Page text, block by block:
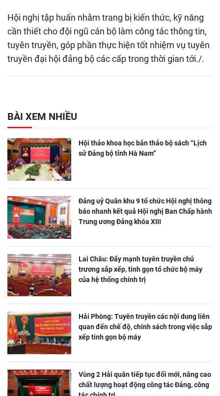
Hội nghị tập huấn nhằm trang bị kiến thức, kỹ năng
cần thiết cho đội ngũ cán bộ làm công tác thông tin,
tuyên truyền, góp phần thực hiện tốt nhiệm vụ tuyên
truyền đại hội đảng bộ các cấp trong thời gian tới./.
BÀI XEM NHIỀU
Hội thảo khoa học bản thảo bộ sách “Lịch
sử Đảng bộ tỉnh Hà Nam”
Đảng uỷ Quân khu 9 tổ chức Hội nghị thông
báo nhanh kết quả Hội nghị Ban Chấp hành
Trung ương Đảng khóa XIII
Lai Châu: Đẩy mạnh tuyên truyền chủ
trương sắp xếp, tinh gọn tổ chức bộ máy
của hệ thống chính trị
Hải Phòng: Tuyên truyền các nội dung liên
quan đến chế độ, chính sách trong việc sắp
xếp tinh gọn bộ máy
Vùng 2 Hải quân tiếp tục đổi mới, nâng cao
chất lượng hoạt động công tác Đảng, công